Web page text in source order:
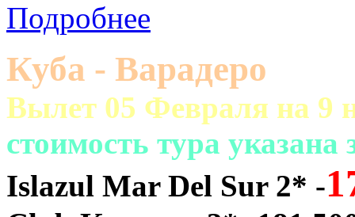
Подробнее
Куба - Варадеро
Вылет 05 Февраля на 9
cтоимость тура
Islazul Mar Del Sur 2* -